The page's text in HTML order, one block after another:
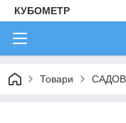
КУБОМЕТР
Товари